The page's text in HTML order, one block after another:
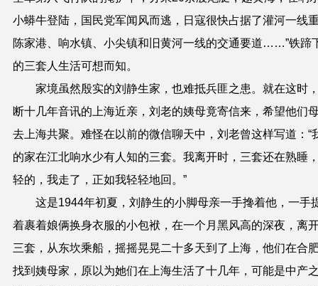
小蟒牛登陆，国民党军闻风而逃，日寇很快占据了灌河一线
陈家港、响水镇、小尖镇和旧黄河一线的交通要道……”铁蹄
的三套人生活可想而知。
家境虽然殷实的刘静生家，也难抵兵匪之患。就在这时
断十几年音讯的上海近亲，刘老的姨母竟寄信来，希望他们
去上海共聚。难怪在以前的微信聊天中，刘老曾这样写道：“
的家在江北响水少有人知的三套。我离开时，三套还在熟睡
轻的，我走了，正如我轻轻地回。”
这是1944年初夏，刘静生的小脚母亲一手搀着他，一手
着裹着娘俩换身衣服的小包袱，在一个月黑风高的深夜，离
三套，从东坎乘船，摇摇晃晃二十多天到了上海，他们在合
找到姨母家，原以为她们在上海生活了十几年，可能是中产